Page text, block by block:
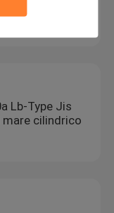
della
Lb-Type Jis
mare cilindrico